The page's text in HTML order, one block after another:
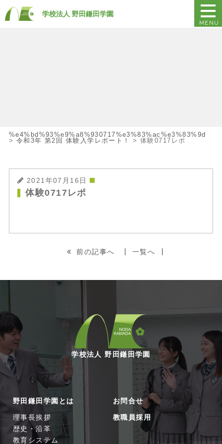
学校法人 野田鎌田学園
MENU
%e4%bd%93%e9%a8%930717%e3%83%ac%e3%83%9d
> 令和3年 第2回 体験入学レポート！ >体験0717レポ
2021年07月16日
体験0717レポ
前の記事へ 一覧へ
学校法人 野田鎌田学園
野田鎌田学園とは
理事長挨拶
歴史・沿革
教育システム
お問合せ
教職員採用